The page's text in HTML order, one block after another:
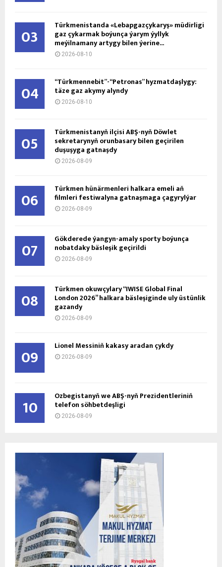
03 Türkmenistanda «Lebapgazçykaryş» müdirligi
gaz çykarmak boýunça ýarym ýyllyk
meýilnamany artygy bilen ýerine...
2026-08-10
04 “Türkmennebit”-“Petronas” hyzmatdaşlygy:
täze gaz akymy alyndy
2026-08-10
05 Türkmenistanyň ilçisi ABŞ-nyň Döwlet
sekretarynyň orunbasary bilen geçirilen
duşuşyga gatnaşdy
2026-08-09
06 Türkmen hünärmenleri halkara emeli aň
filmleri festiwalyna gatnaşmaga çagyrylýar
2026-08-09
07 Gökderede ýangyn-amaly sporty boýunça
nobatdaky bäsleşik geçirildi
2026-08-09
08 Türkmen okuwçylary “IWISE Global Final
London 2026” halkara bäsleşiginde uly üstünlik
gazandy
2026-08-09
09 Lionel Messiniň kakasy aradan çykdy
2026-08-09
10 Özbegistanyň we ABŞ-nyň Prezidentleriniň
telefon söhbetdeşligi
2026-08-09